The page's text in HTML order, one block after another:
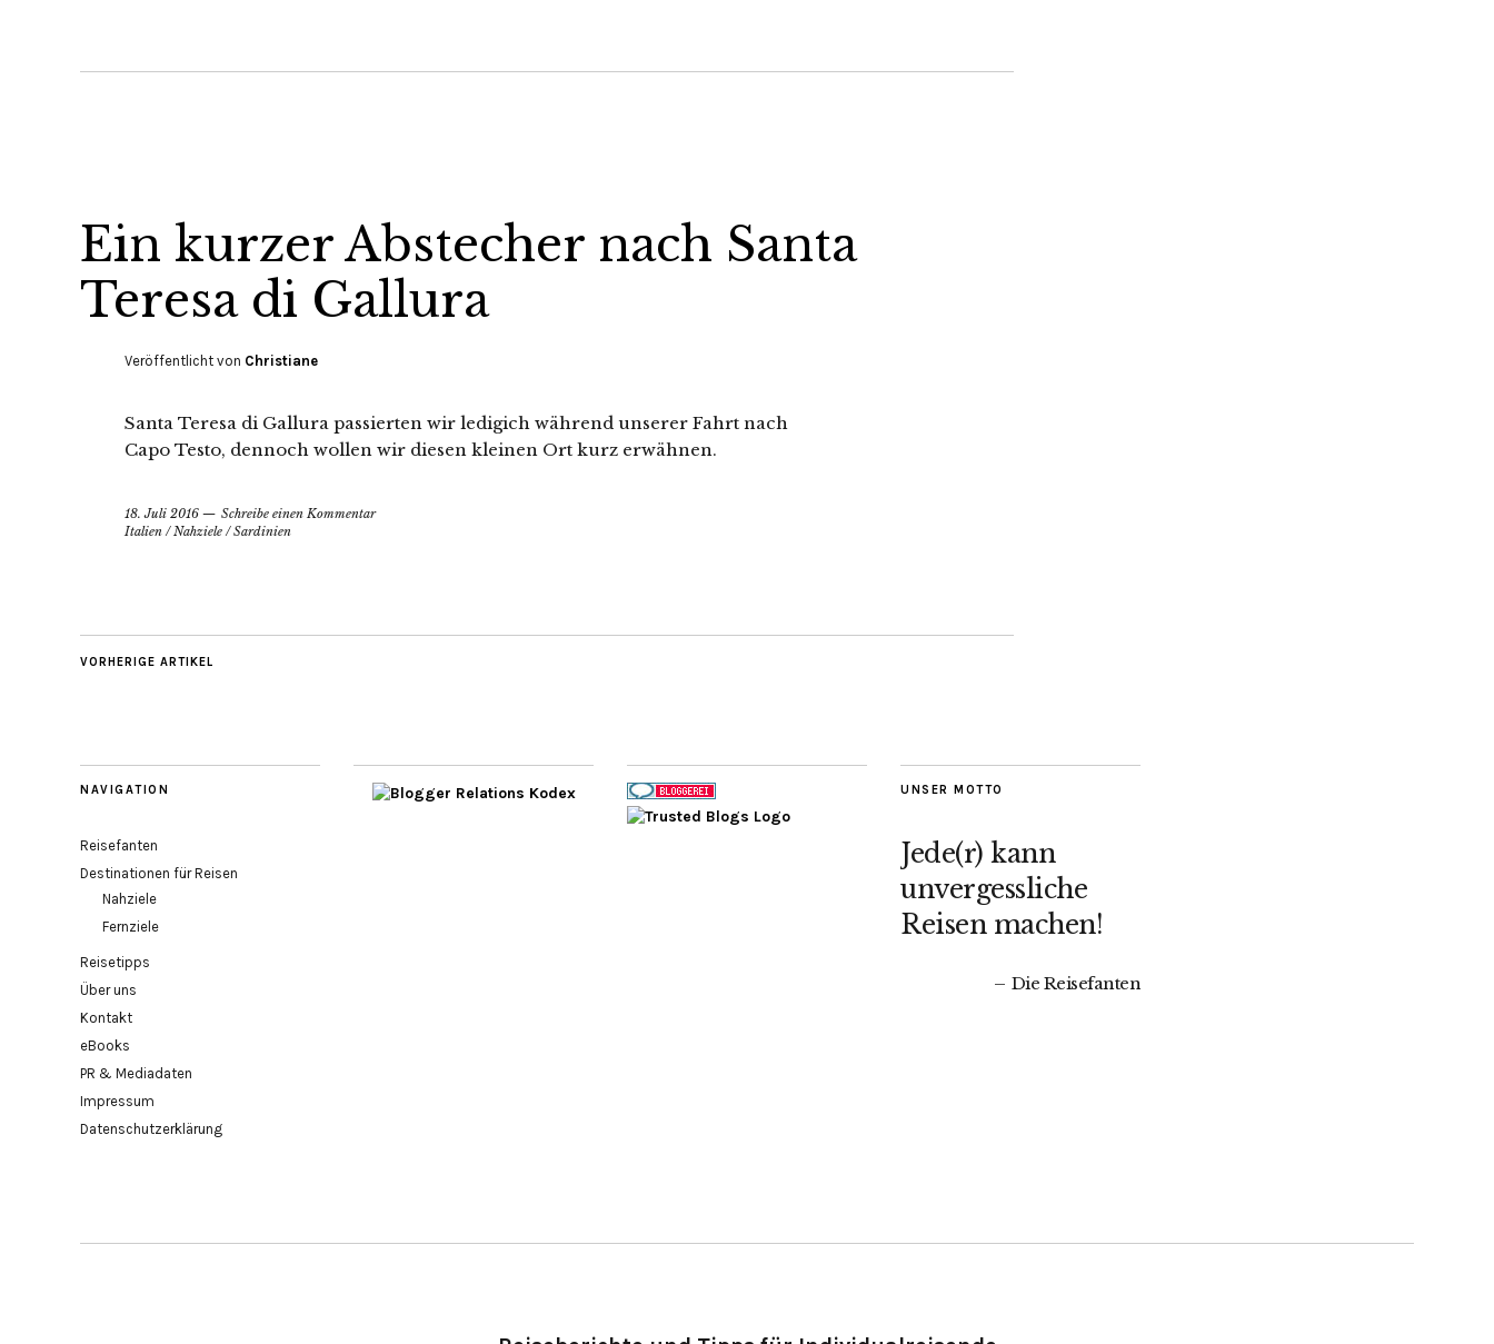
Ein kurzer Abstecher nach Santa
Teresa di Gallura
Veröffentlicht von Christiane
Santa Teresa di Gallura passierten wir ledigich während unserer Fahrt nach
Capo Testo, dennoch wollen wir diesen kleinen Ort kurz erwähnen.
18. Juli 2016
Schreibe einen Kommentar
Italien /Nahziele /Sardinien
VORHERIGE ARTIKEL
NAVIGATION
Reisefanten
Destinationen für Reisen
Nahziele
Fernziele
Reisetipps
Über uns
Kontakt
eBooks
PR & Mediadaten
Impressum
Datenschutzerklärung
UNSER MOTTO
Jede(r) kann
unvergessliche
Reisen machen!
Die Reisefanten